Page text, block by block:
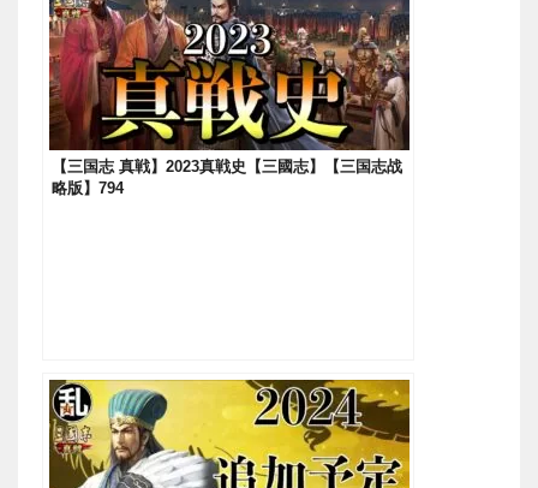
【三国志 真戦】2023真戦史【三國志】【三国志战
略版】794